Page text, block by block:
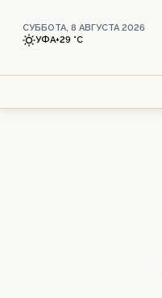
СУББОТА, 8 АВГУСТА 2026
УФА+29 °С